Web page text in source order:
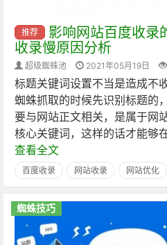
推荐
影响网站百度收录
收录慢原因分析
超级蜘蛛池 2021年05月19日
标题关键词设置不当是造成不
蜘蛛抓取的时候先识别标题的
要与网站正文相关，是属于网
核心关键词，这样的话才能够
查看全文
百度收录 网站收录 网站优化
蜘蛛技巧